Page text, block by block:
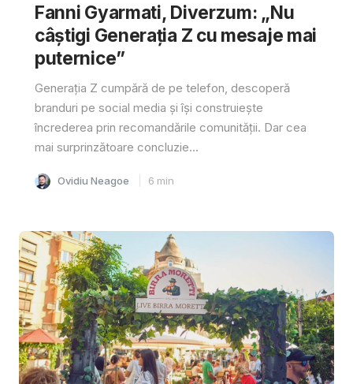
Fanni Gyarmati, Diverzum: „Nu
câștigi Generația Z cu mesaje mai
puternice”
Generația Z cumpără de pe telefon, descoperă
branduri pe social media și își construiește
încrederea prin recomandările comunității. Dar cea
mai surprinzătoare concluzie...
Ovidiu Neagoe 6 min